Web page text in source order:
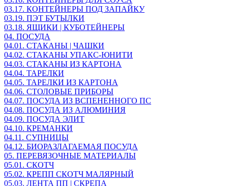
03.17. КОНТЕЙНЕРЫ ПОД ЗАПАЙКУ
03.19. ПЭТ БУТЫЛКИ
03.18. ЯЩИКИ | КУБОТЕЙНЕРЫ
04. ПОСУДА
04.01. СТАКАНЫ | ЧАШКИ
04.02. СТАКАНЫ УПАКС-ЮНИТИ
04.03. СТАКАНЫ ИЗ КАРТОНА
04.04. ТАРЕЛКИ
04.05. ТАРЕЛКИ ИЗ КАРТОНА
04.06. СТОЛОВЫЕ ПРИБОРЫ
04.07. ПОСУДА ИЗ ВСПЕНЕННОГО ПС
04.08. ПОСУДА ИЗ АЛЮМИНИЯ
04.09. ПОСУДА ЭЛИТ
04.10. КРЕМАНКИ
04.11. СУПНИЦЫ
04.12. БИОРАЗЛАГАЕМАЯ ПОСУДА
05. ПЕРЕВЯЗОЧНЫЕ МАТЕРИАЛЫ
05.01. СКОТЧ
05.02. КРЕПП СКОТЧ МАЛЯРНЫЙ
05.03. ЛЕНТА ПП | СКРЕПА